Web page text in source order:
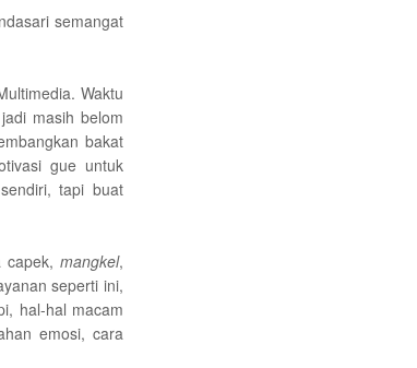
semangat
Waktu
masih belom
bakat
gue untuk
tapi buat
capek, mangkel,
seperti ini,
hal-hal macam
emosi, cara